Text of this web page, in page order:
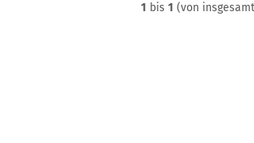
1 bis1 (von